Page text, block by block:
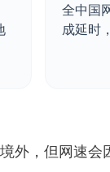
全中国
成延时
外，但网速